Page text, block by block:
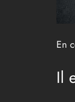
En
Il